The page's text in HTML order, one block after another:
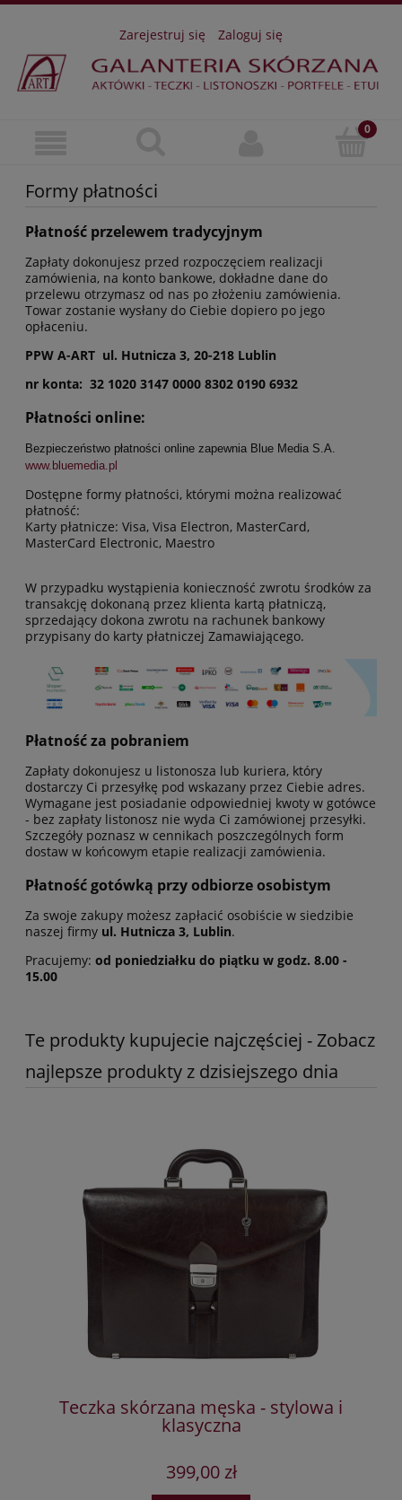
Zarejestruj się Zaloguj się
Formy płatności
Płatność przelewem tradycyjnym
Zapłaty dokonujesz przed rozpoczęciem realizacji
zamówienia, na konto bankowe, dokładne dane do
przelewu otrzymasz od nas po złożeniu zamówienia.
Towar zostanie wysłany do Ciebie dopiero po jego
opłaceniu.
PPW A-ART ul. Hutnicza 3, 20-218 Lublin
nr konta: 32 1020 3147 0000 8302 0190 6932
Płatności online:
Bezpieczeństwo płatności online zapewnia Blue Media S.A.
www.bluemedia.pl
Dostępne formy płatności, którymi można realizować
płatność:
Karty płatnicze: Visa, Visa Electron, MasterCard,
MasterCard Electronic, Maestro
W przypadku wystąpienia konieczność zwrotu środków za
transakcję dokonaną przez klienta kartą płatniczą,
sprzedający dokona zwrotu na rachunek bankowy
przypisany do karty płatniczej Zamawiającego.
Płatność za pobraniem
Zapłaty dokonujesz u listonosza lub kuriera, który
dostarczy Ci przesyłkę pod wskazany przez Ciebie adres.
Wymagane jest posiadanie odpowiedniej kwoty w gotówce
- bez zapłaty listonosz nie wyda Ci zamówionej przesyłki.
Szczegóły poznasz w cennikach poszczególnych form
dostaw w końcowym etapie realizacji zamówienia.
Płatność gotówką przy odbiorze osobistym
Za swoje zakupy możesz zapłacić osobiście w siedzibie
naszej firmy ul. Hutnicza 3, Lublin.
Pracujemy: od poniedziałku do piątku w godz. 8.00 -
15.00
Te produkty kupujecie najczęściej - Zobacz
najlepsze produkty z dzisiejszego dnia
Teczka skórzana męska - stylowa i
klasyczna
399,00 zł